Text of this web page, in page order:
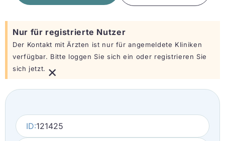
Nur für registrierte Nutzer
Der Kontakt mit Ärzten ist nur für angemeldete Kliniken
verfügbar. Bitte loggen Sie sich ein oder registrieren Sie
sich jetzt. ×
ID:121425